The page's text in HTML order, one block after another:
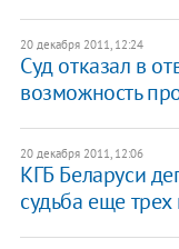
20 декабря 2011, 12:24
Суд отказал в
возможность
20 декабря 2011, 12:06
КГБ Беларуси
судьба еще трех